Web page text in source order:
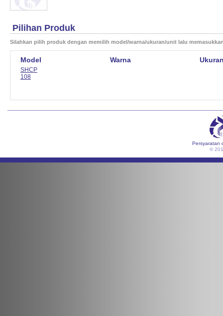
Pilihan Produk
Silahkan pilih produk dengan memilih model/warna/ukuran/unit lalu
Model
SHCP
108
Warna
Persyaratan
©